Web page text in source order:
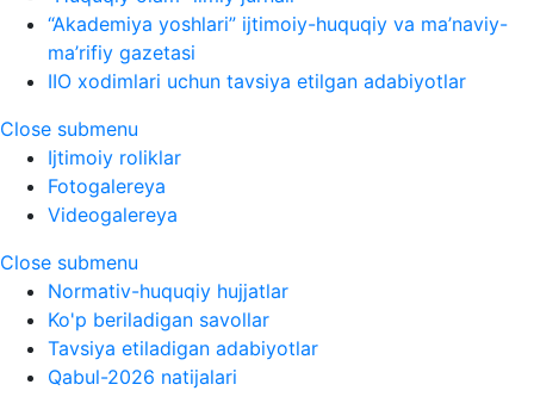
“Akademiya yoshlari” ijtimoiy-huquqiy va ma’naviy-
ma’rifiy gazetasi
IIO xodimlari uchun tavsiya etilgan adabiyotlar
Close submenu
Ijtimoiy roliklar
Fotogalereya
Videogalereya
Close submenu
Normativ-huquqiy hujjatlar
Ko'p beriladigan savollar
Tavsiya etiladigan adabiyotlar
Qabul-2026 natijalari